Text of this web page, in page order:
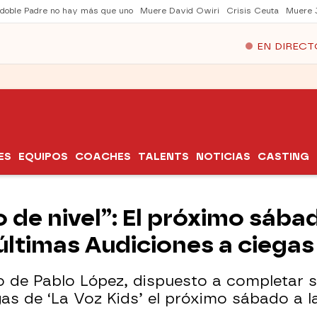
Padre no hay más que uno Muere David Owiri Crisis Ceuta Muere
EN
EQUIPOS COACHES TALENTS NOTICIAS CASTING
nivel”: El próximo
Audiciones a ciegas
de Pablo López, dispuesto a completar
de ‘La Voz Kids’ el próximo sábado a